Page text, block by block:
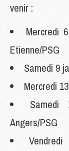
venir :
Mercredi
Etienne/PSG
Samedi 9
Mercredi
Angers/PSG